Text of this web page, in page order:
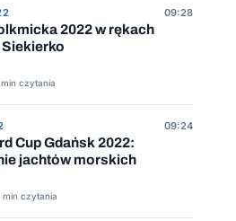
09:28
2022 w rękach
min czytania
09:24
Cup Gdańsk 2022:
jachtów morskich
min czytania